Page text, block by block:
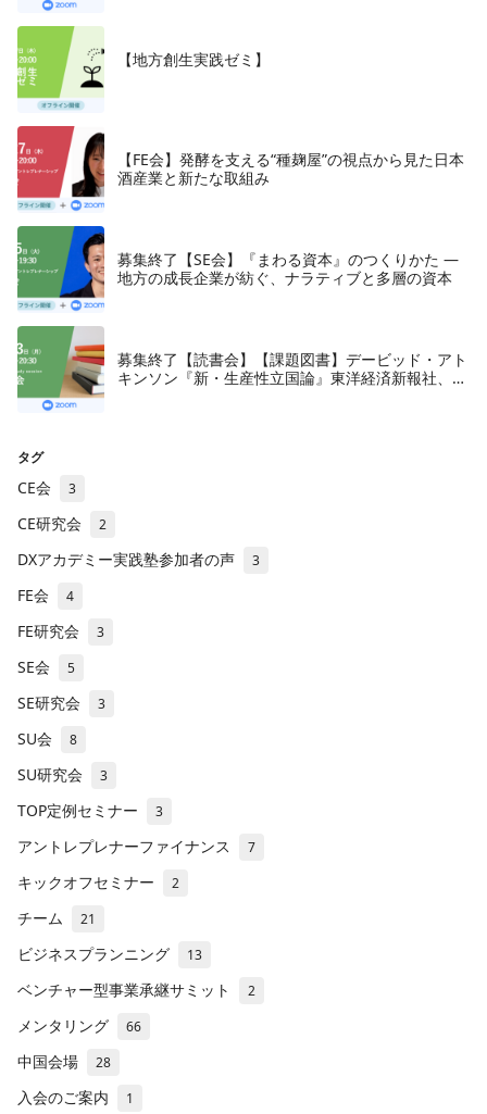
【地方創生実践ゼミ】
【FE会】発酵を支える“種麹屋”の視点から見た日本
酒産業と新たな取組み
募集終了【SE会】『まわる資本』のつくりかた —
地方の成長企業が紡ぐ、ナラティブと多層の資本
募集終了【読書会】【課題図書】デービッド・アト
キンソン『新・生産性立国論』東洋経済新報社、
タグ
CE会 3
CE研究会 2
DXアカデミー実践塾参加者の声 3
FE会 4
FE研究会 3
SE会 5
SE研究会 3
SU会 8
SU研究会 3
TOP定例セミナー 3
アントレプレナーファイナンス 7
キックオフセミナー 2
チーム 21
ビジネスプランニング 13
ベンチャー型事業承継サミット 2
メンタリング 66
中国会場 28
入会のご案内 1